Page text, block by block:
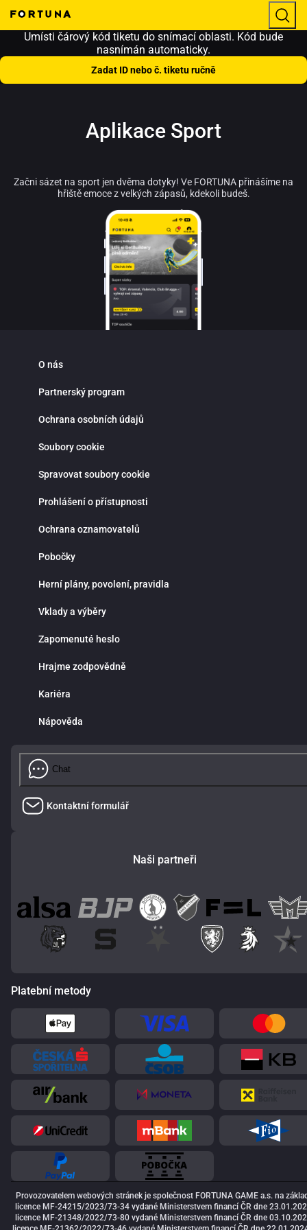
Umísti čárový kód tiketu do snímací oblasti. Kód bude
nasnímán automaticky.
Zadat ID nebo č. tiketu ručně
Aplikace Sport
Začni sázet na sport jen dvěma dotyky! Ve FORTUNA přinášíme na
hřiště emoce z velkých zápasů, kdekoli budeš.
O nás
Partnerský program
Ochrana osobních údajů
Soubory cookie
Spravovat soubory cookie
Prohlášení o přístupnosti
Ochrana oznamovatelů
Pobočky
Herní plány, povolení, pravidla
Vklady a výběry
Zapomenuté heslo
Hrajme zodpovědně
Kariéra
Nápověda
Chat
Kontaktní formulář
Naši partneři
Platební metody
Provozovatelem webových stránek je společnost FORTUNA GAME a.s. na
licence MF-24215/2023/73-34 vydané Ministerstvem financí ČR dne
licence MF-21348/2022/73-80 vydané Ministerstvem financí ČR dne